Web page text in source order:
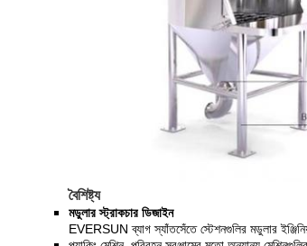
বৈশিষ্ট্য
মডুলার স্ট্রাকচার ডিজাইন
EVERSUN ব্যাগ স্যাঁতসেঁতে স্টেশনগুলির মডুলার